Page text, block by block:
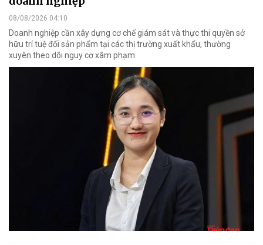
08/08/2026 04:10
Doanh nghiệp cần xây dựng cơ chế giám sát và thực thi quyền sở
hữu trí tuệ đối sản phẩm tại các thị trường xuất khẩu, thường
xuyên theo dõi nguy cơ xâm phạm.